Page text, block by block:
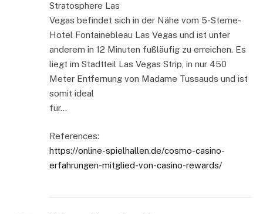
Stratosphere Las
Vegas befindet sich in der Nähe vom 5-Sterne-
Hotel Fontainebleau Las Vegas und ist unter
anderem in 12 Minuten fußläufig zu erreichen. Es
liegt im Stadtteil Las Vegas Strip, in nur 450
Meter Entfernung von Madame Tussauds und ist
somit ideal
für…
References:
https://online-spielhallen.de/cosmo-casino-
erfahrungen-mitglied-von-casino-rewards/